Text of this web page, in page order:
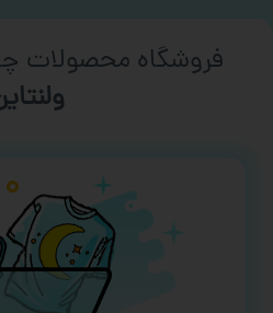
فروشگاه محصولات